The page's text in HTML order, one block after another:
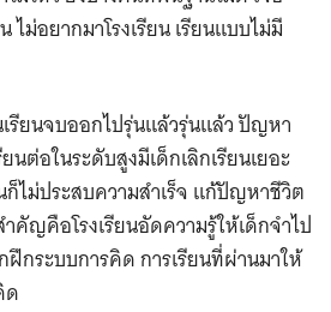
ไม่อยากมาโรงเรียน เรียนแบบไม่มี
รียนจบออกไปรุ่นแล้วรุ่นแล้ว ปัญหา
นต่อในระดับสูงมีเด็กเลิกเรียนเยอะ
ไม่ประสบความสำเร็จ แก้ปัญหาชีวิต
คัญคือโรงเรียนอัดความรู้ให้เด็กจำไป
กระบบการคิด การเรียนที่ผ่านมาให้
ด